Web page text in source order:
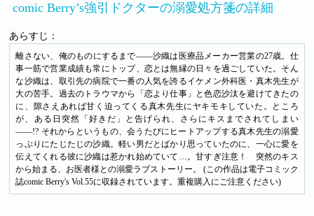
comic Berry’s強引ドクターの溺愛処方箋の詳細
あらすじ：
離さない、俺のものにするまで――沙織は医療品メーカー営業の27歳。仕
事一筋で営業成績も常にトップ、恋とは無縁の日々を過ごしていた。そん
な沙織は、取引先の病院で一番の人気を誇るイケメン外科医・真木先生が
大の苦手。過去のトラウマから「恋より仕事」と色恋沙汰を避けてきたの
に、隙さえあれば甘く迫ってくる真木先生にヤキモキしていた。ところ
が、ある日突然「好きだ」と告げられ、さらにキスまでされてしまい
――!? それからというもの、会うたびにヒートアップする真木先生の溺愛
っぷりにたじたじの沙織。軽い男だとばかり思っていたのに、一心に愛を
伝えてくれる彼に沙織は惹かれ始めていて…。甘すぎ注意！ 突然のキス
から始まる、お医者様との溺愛ラブストーリー。 (この作品は電子コミック
誌comic Berry's Vol.55に収録されています。重複購入にご注意ください)